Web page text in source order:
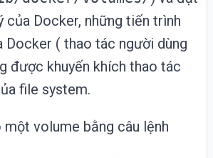
của Docker, những tiến trình
Docker ( thao tác người dùng
được khuyến khích thao tác
file system.
volume bằng câu lệnh